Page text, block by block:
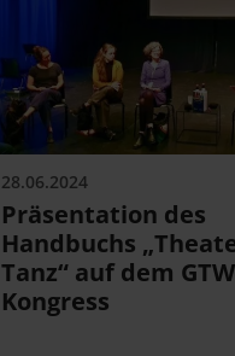
28.06.2024
Präsentation des
Handbuchs
Tanz“ auf dem
Kongress